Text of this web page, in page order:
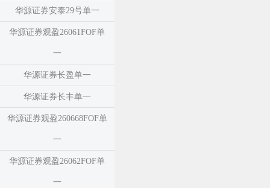
华源证券安泰29号单一
华源证券观盈26061FOF单
一
华源证券长盈单一
华源证券长丰单一
华源证券观盈260668FOF单
一
华源证券观盈26062FOF单
一